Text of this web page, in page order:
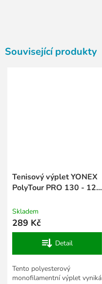
Související produkty
Tenisový výplet YONEX
PolyTour PRO 130 - 12
Skladem
289 Kč
Detail
Tento polyesterový
monofilamentní výplet vyniká